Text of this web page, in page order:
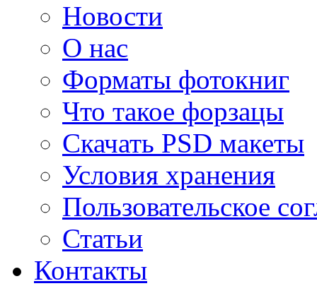
Новости
О нас
Форматы фотокниг
Что такое форзацы
Скачать PSD макеты
Условия хранения
Пользовательское
Статьи
Контакты